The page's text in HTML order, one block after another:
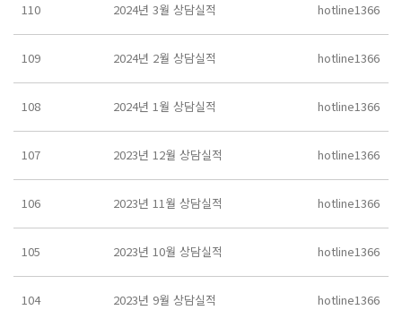
110 2024년 3월 상담실적 hotline1366
109 2024년 2월 상담실적 hotline1366
108 2024년 1월 상담실적 hotline1366
107 2023년 12월 상담실적 hotline1366
106 2023년 11월 상담실적 hotline1366
105 2023년 10월 상담실적 hotline1366
104 2023년 9월 상담실적 hotline1366